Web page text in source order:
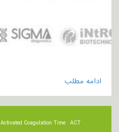
ادامه مطلب
ACT
Activated Coagulation Time